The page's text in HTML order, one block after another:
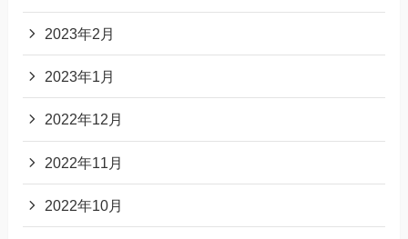
2023年2月
2023年1月
2022年12月
2022年11月
2022年10月